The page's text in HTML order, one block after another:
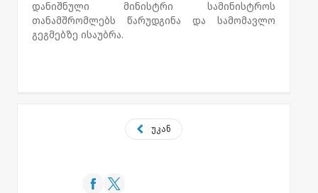
დანიშნული მინისტრი სამინისტროს
თანამშრომლებს წარუდგინა და სამომავლო
გეგმებზე ისაუბრა.
უკან